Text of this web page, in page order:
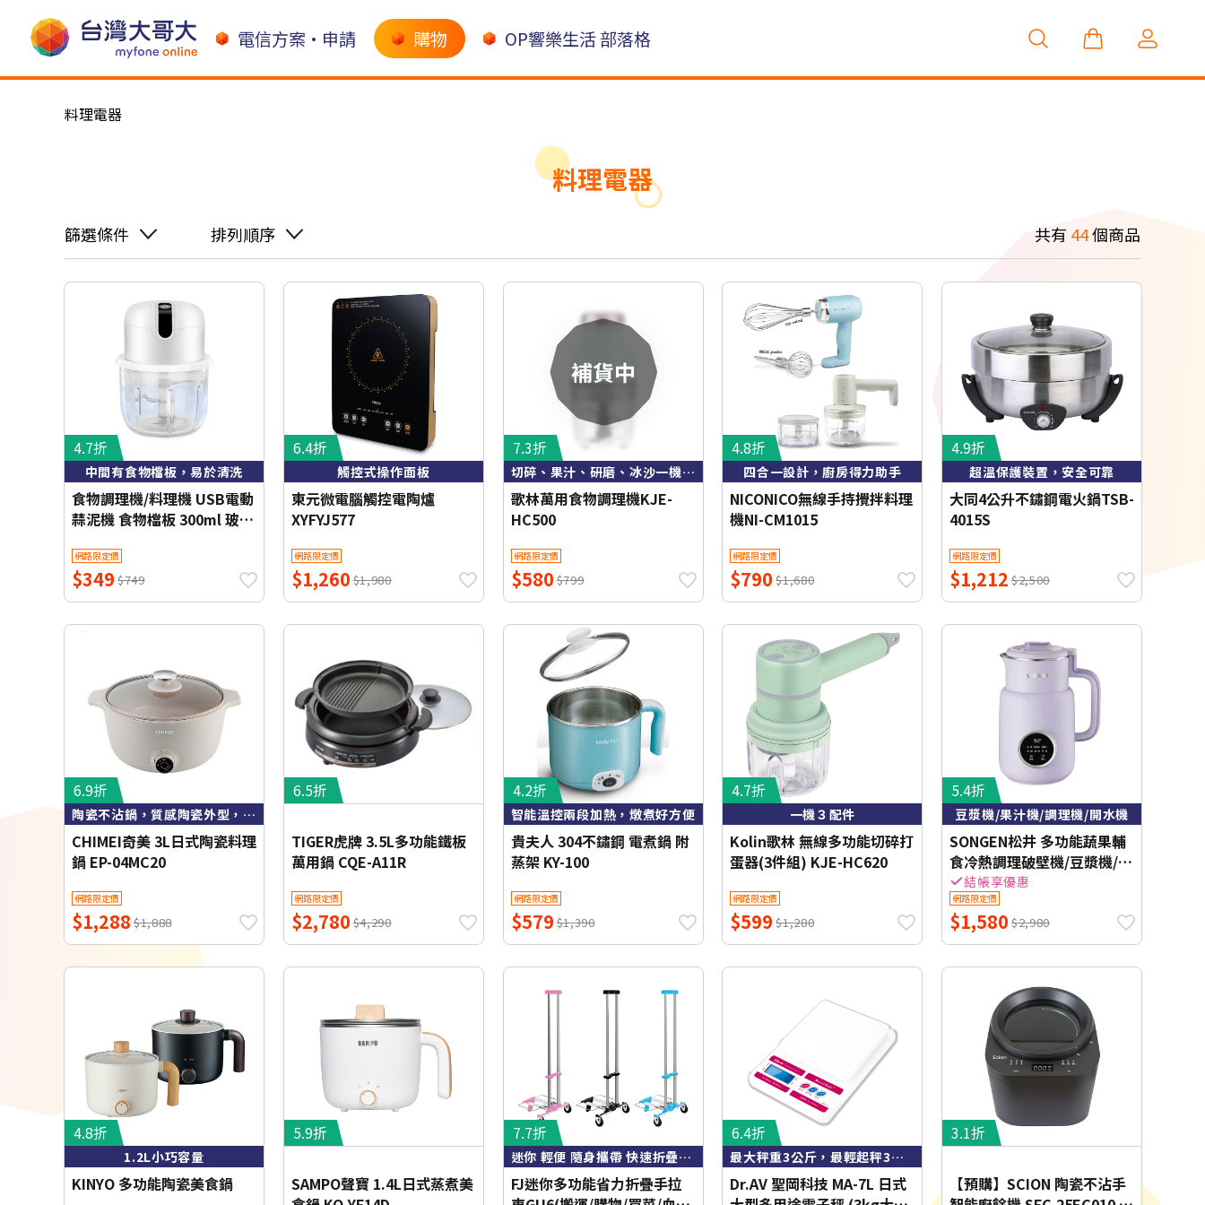
電信方案•申請 購物 OP響樂生活 部落格
料理電器
料理電器
篩選條件 排列順序 共有 44個商品
4.7折
中間有食物檔板，易於清洗
食物調理機/料理機 USB電動
蒜泥機 食物檔板 300ml 玻璃
網路限定價
$349 $749
6.4折
觸控式操作面板
東元微電腦觸控電陶爐
XYFYJ577
網路限定價
$1,260$1,980
7.3折
切碎、果汁、研磨、冰沙一機完成
歌林萬用食物調理機KJE-
HC500
網路限定價
$580$799
4.8折
四合一設計，廚房得力助手
NICONICO無線手持攪拌料理
機NI-CM1015
網路限定價
$790 $1,680
4.9折
超溫保護裝置，安全可靠
大同4公升不鏽鋼電火鍋TSB-
4015S
網路限定價
$1,212 $2,500
6.9折
陶瓷不沾鍋，質感陶瓷外型，料理不黏鍋
CHIMEI奇美 3L日式陶瓷料理
鍋 EP-04MC20
網路限定價
$1,288 $1,888
6.5折
TIGER虎牌 3.5L多功能鐵板
萬用鍋 CQE-A11R
網路限定價
$2,780$4,290
4.2折
智能溫控兩段加熱，燉煮好方便
貴夫人 304不鏽鋼 電煮鍋 附
蒸架 KY-100
網路限定價
$579$1,390
4.7折
一機３配件
Kolin歌林 無線多功能切碎打
蛋器(3件組) KJE-HC620
網路限定價
$599 $1,280
5.4折
豆漿機/果汁機/調理機/開水機
SONGEN松井 多功能蔬果輔
食冷熱調理破壁機/豆漿機/果
汁機 SG-331JU
結帳享優惠
網路限定價
$1,580 $2,980
4.8折
1.2L小巧容量
KINYO 多功能陶瓷美食鍋
5.9折
SAMPO聲寶 1.4L日式蒸煮美
7.7折
迷你 輕便 隨身攜帶 快速折疊收納
FJ迷你多功能省力折疊手拉
6.4折
最大秤重3公斤，最輕起秤3公克
Dr.AV 聖岡科技 MA-7L 日式
3.1折
【預購】SCION 陶瓷不沾手